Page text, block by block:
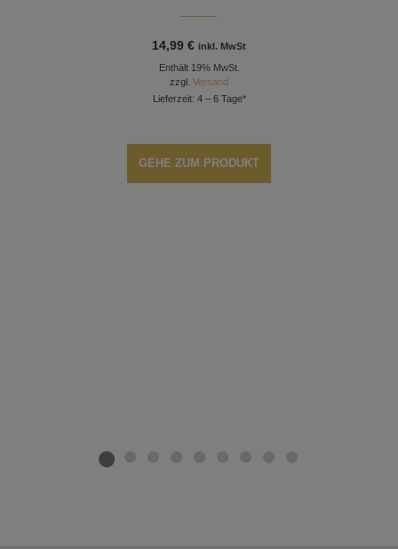
14,99€ inkl. MwSt
Enthält 19% MwSt.
zzgl.Versand
Lieferzeit: 4 – 6 Tage*
GEHE ZUM PRODUKT